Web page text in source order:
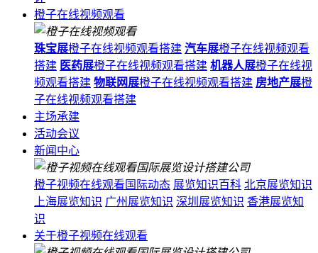
橙子在线视频观看
珠宝展橙子在线视频观看搭建 汽车展橙子在线视频观看
搭建 医药展橙子在线视频观看搭建 机器人展橙子在线视
频观看搭建 物联网展橙子在线视频观看搭建 房地产展橙
子在线视频观看搭建
主场承建
活动会议
新闻中心
橙子视频在线观看国际动态 展览知识百科 北京展览知识
上海展览知识 广州展览知识 深圳展览知识 香港展览知
识
关于橙子视频在线观看